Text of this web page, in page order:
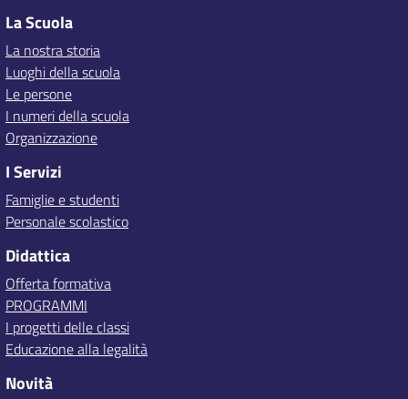
La Scuola
La nostra storia
Luoghi della scuola
Le persone
I numeri della scuola
Organizzazione
I Servizi
Famiglie e studenti
Personale scolastico
Didattica
Offerta formativa
PROGRAMMI
I progetti delle classi
Educazione alla legalità
Novità